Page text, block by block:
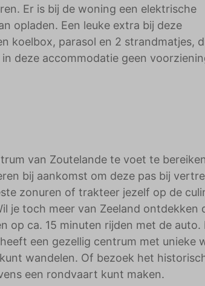
Er is bij de woning een elektrische
opladen. Een leuke extra bij deze
koelbox, parasol en 2 strandmatjes,
deze accommodatie geen
van Zoutelande te voet te
bij aankomst om deze pas bij
zonuren of trakteer jezelf op de
je toch meer van Zeeland ontdekken
op ca. 15 minuten rijden met de auto.
een gezellig centrum met unieke
wandelen. Of bezoek het
een rondvaart kunt maken.